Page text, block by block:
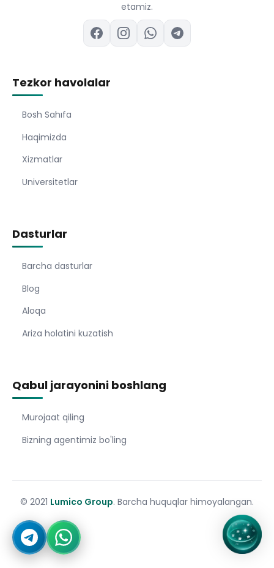
etamiz.
Tezkor havolalar
Bosh Sahıfa
Haqimizda
Xizmatlar
Universitetlar
Dasturlar
Barcha dasturlar
Blog
Aloqa
Ariza holatini kuzatish
Qabul jarayonini boshlang
Murojaat qiling
Bizning agentimiz bo'ling
© 2021 Lumico Group. Barcha huquqlar himoyalangan.